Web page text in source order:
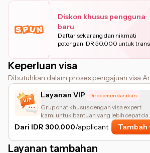
Diskon khusus pengguna
baru
Daftar sekarang dan nikmati
potongan IDR 50.000 untuk trans
Keperluan visa
Dibutuhkan dalam proses pengajuan visa
Layanan VIP
Direkomendasikan
Grup chat khusus dengan visa expert
kami untuk bantuan yang lebih cepat
personal.
Dari IDR 300.000/applicant Tambah
Layanan tambahan